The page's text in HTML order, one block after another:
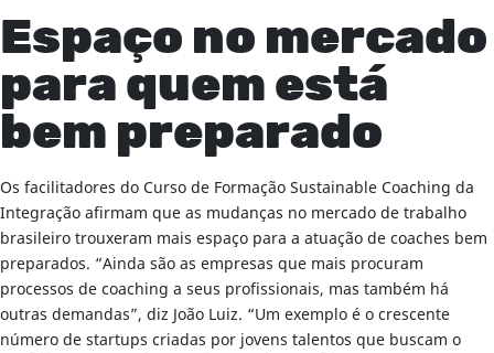
Espaço no mercado
para quem está
bem preparado
Os facilitadores do Curso de Formação Sustainable Coaching da
Integração afirmam que as mudanças no mercado de trabalho
brasileiro trouxeram mais espaço para a atuação de coaches bem
preparados. “Ainda são as empresas que mais procuram
processos de coaching a seus profissionais, mas também há
outras demandas”, diz João Luiz. “Um exemplo é o crescente
número de startups criadas por jovens talentos que buscam o